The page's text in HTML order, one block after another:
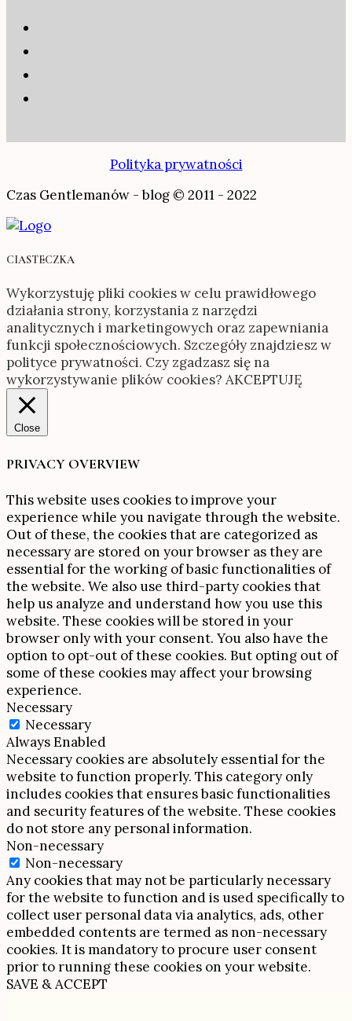
Polityka prywatności
Czas Gentlemanów - blog © 2011 - 2022
CIASTECZKA
Wykorzystuję pliki cookies w celu prawidłowego
działania strony, korzystania z narzędzi
analitycznych i marketingowych oraz zapewniania
funkcji społecznościowych. Szczegóły znajdziesz w
polityce prywatności. Czy zgadzasz się na
wykorzystywanie plików cookies? AKCEPTUJĘ
Close
PRIVACY OVERVIEW
This website uses cookies to improve your
experience while you navigate through the website.
Out of these, the cookies that are categorized as
necessary are stored on your browser as they are
essential for the working of basic functionalities of
the website. We also use third-party cookies that
help us analyze and understand how you use this
website. These cookies will be stored in your
browser only with your consent. You also have the
option to opt-out of these cookies. But opting out of
some of these cookies may affect your browsing
experience.
Necessary
Necessary
Always Enabled
Necessary cookies are absolutely essential for the
website to function properly. This category only
includes cookies that ensures basic functionalities
and security features of the website. These cookies
do not store any personal information.
Non-necessary
Non-necessary
Any cookies that may not be particularly necessary
for the website to function and is used specifically to
collect user personal data via analytics, ads, other
embedded contents are termed as non-necessary
cookies. It is mandatory to procure user consent
prior to running these cookies on your website.
SAVE & ACCEPT